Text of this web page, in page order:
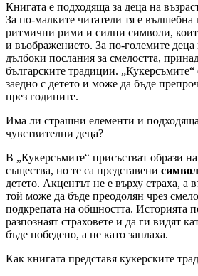
Книгата е подходяща за деца на
За по-малките читатели тя е вълшебна
ритмични рими и силни символи,
и въображението. За по-големите
дълбоки послания за смелостта,
българските традиции. „Кукерсъмите“
заедно с детето и може да бъде
през годините.
Има ли страшни елементи и
чувствителни деца?
В „Кукерсъмите“ присъстват образи
същества, но те са представени
детето. Акцентът не е върху страха, а
той може да бъде преодолян чрез
подкрепата на общността. Историята
разпознаят страховете и да ги видят
бъде победено, а не като заплаха.
Как книгата представя кукерските